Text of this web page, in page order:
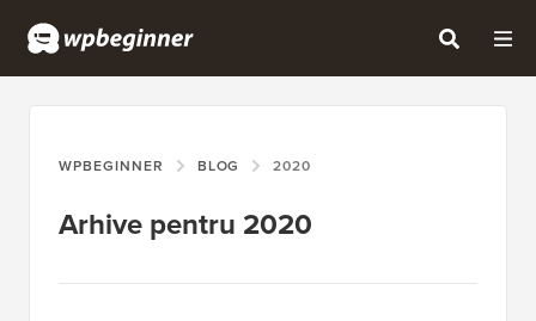
WPBEGINNER BLOG 2020
Arhive pentru 2020